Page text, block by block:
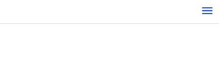
konten